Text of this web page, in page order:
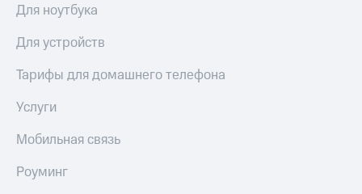
Для ноутбука
Для устройств
Тарифы для домашнего телефона
Услуги
Мобильная связь
Роуминг